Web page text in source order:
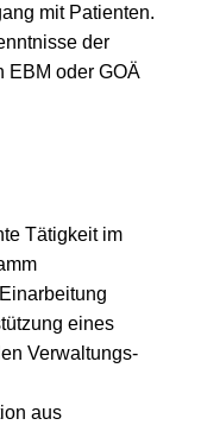
mit Patienten.
der
EBM oder GOÄ
Tätigkeit im
eines
Verwaltungs-
aus